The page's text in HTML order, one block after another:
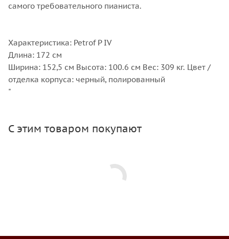
самого требовательного пианиста.
Характеристика: Petrof P IV
Длина: 172 см
Ширина: 152,5 см Высота: 100.6 см Вес: 309 кг. Цвет /
отделка корпуса: черный, полированный
"
С этим товаром покупают